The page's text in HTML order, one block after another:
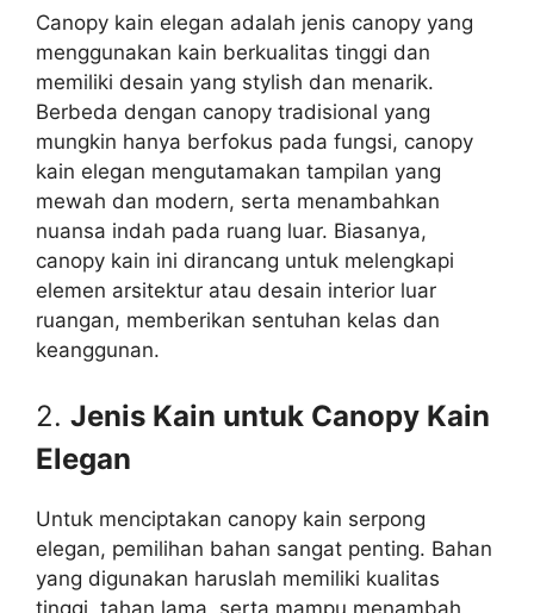
Canopy kain elegan adalah jenis canopy yang
menggunakan kain berkualitas tinggi dan
memiliki desain yang stylish dan menarik.
Berbeda dengan canopy tradisional yang
mungkin hanya berfokus pada fungsi, canopy
kain elegan mengutamakan tampilan yang
mewah dan modern, serta menambahkan
nuansa indah pada ruang luar. Biasanya,
canopy kain ini dirancang untuk melengkapi
elemen arsitektur atau desain interior luar
ruangan, memberikan sentuhan kelas dan
keanggunan.
2. Jenis Kain untuk Canopy Kain
Elegan
Untuk menciptakan canopy kain serpong
elegan, pemilihan bahan sangat penting. Bahan
yang digunakan haruslah memiliki kualitas